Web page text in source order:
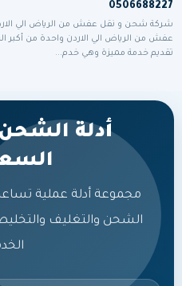
0506688227
شركة شحن و نقل عفش من الرياض الي
عفش من الرياض الي الاردن واحدة من أكبر
تقديم خدمة مميزة وهي خدم...
أدلة
مجموعة أدلة عملية
الشحن والتغليف